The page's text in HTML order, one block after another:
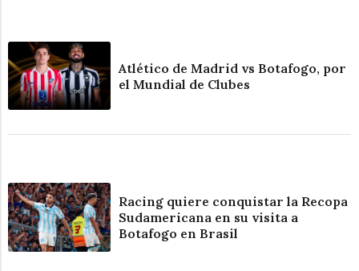
Atlético de Madrid vs Botafogo, por
el Mundial de Clubes
Racing quiere conquistar la Recopa
Sudamericana en su visita a
Botafogo en Brasil